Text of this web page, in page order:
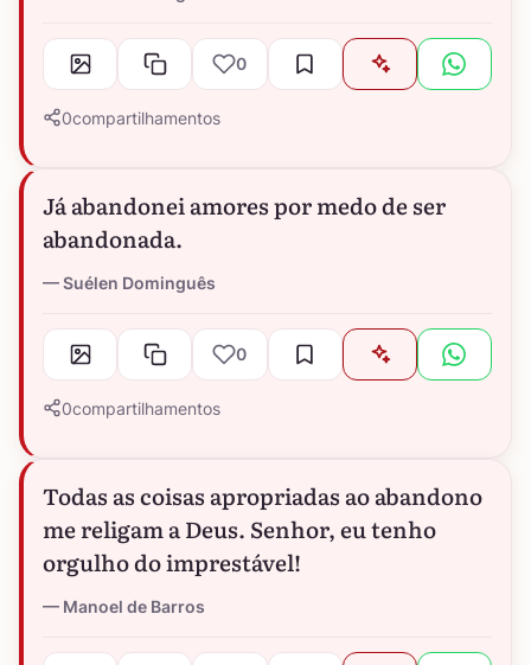
0
0compartilhamentos
Já abandonei amores por medo de ser
abandonada.
Suélen Dominguês
0
0compartilhamentos
Todas as coisas apropriadas ao abandono
me religam a Deus. Senhor, eu tenho
orgulho do imprestável!
Manoel de Barros